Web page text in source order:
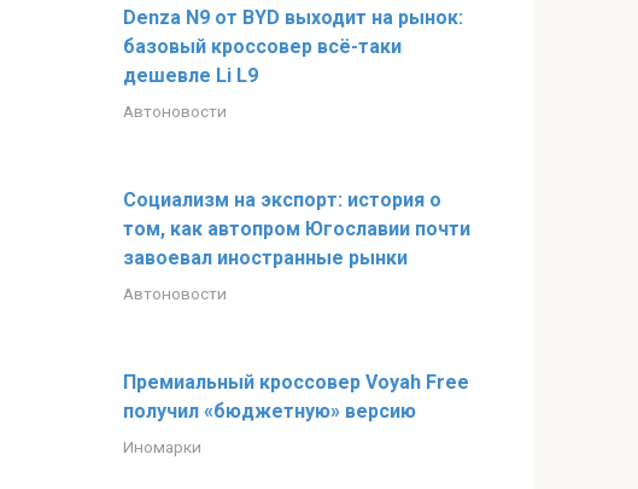
Denza N9 от BYD выходит на рынок:
базовый кроссовер всё-таки
дешевле Li L9
Автоновости
Социализм на экспорт: история о
том, как автопром Югославии почти
завоевал иностранные рынки
Автоновости
Премиальный кроссовер Voyah Free
получил «бюджетную» версию
Иномарки